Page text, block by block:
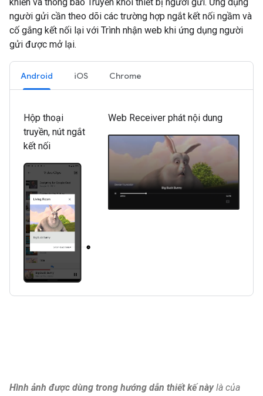
khiển và thông báo Truyền khỏi thiết bị người gửi. Ứng dụng
người gửi cần theo dõi các trường hợp ngắt kết nối ngầm và
cố gắng kết nối lại với Trình nhận web khi ứng dụng người
gửi được mở lại.
Android iOS Chrome
Hộp thoại
truyền, nút ngắt
kết nối
Web Receiver phát nội dung
Hình ảnh được dùng trong hướng dẫn thiết kế nàylà của